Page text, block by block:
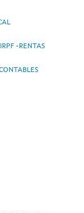
IRPF -RENTAS